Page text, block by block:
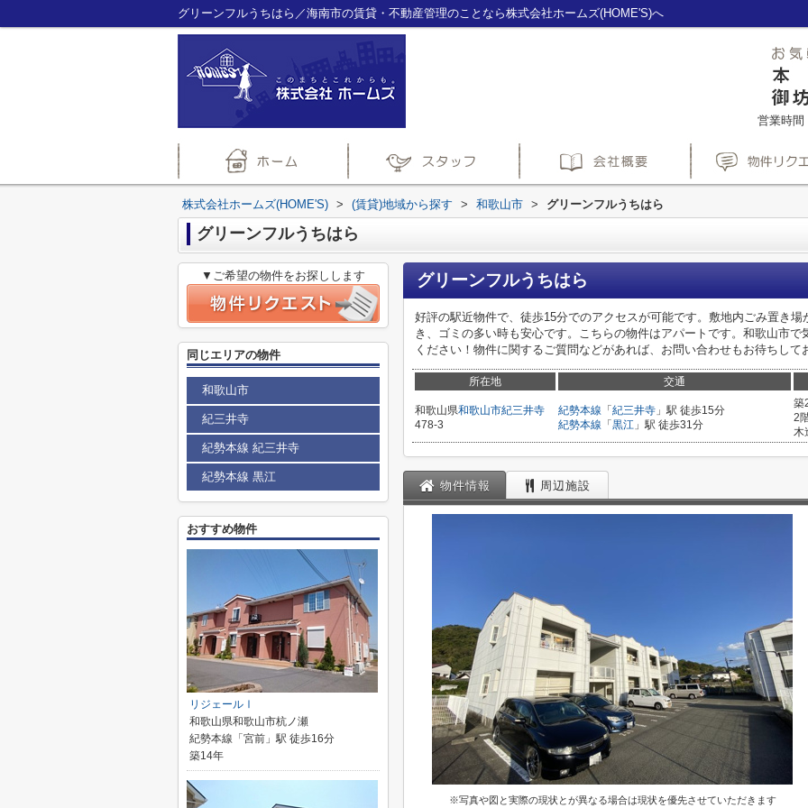
グリーンフルうちはら／海南市の賃貸・不動産管理のことなら株式会社ホームズ(HOME'S)へ
営業時間
株式会社ホームズ(HOME'S) > (賃貸)地域から探す > 和歌山市 > グリーンフルうちはら
グリーンフルうちはら
グリーンフルうちはら
好評の駅近物件で、徒歩15分でのアクセスが可能です。敷地内ごみ置き
き、ゴミの多い時も安心です。こちらの物件はアパートです。和歌山市
ください！物件に関するご質問などがあれば、お問い合わせもお待ちして
所在地 交通
和歌山県和歌山市紀三井寺
478-3
紀勢本線 「 紀三井寺 」駅 徒歩15分
紀勢本線 「 黒江 」駅 徒歩31分
築
2
木
物件情報 周辺施設
※写真や図と実際の現状とが異なる場合は現状を優先させていただきます
▼ご希望の物件をお探しします
同じエリアの物件
和歌山市
紀三井寺
紀勢本線 紀三井寺
紀勢本線 黒江
おすすめ物件
リジェールⅠ
和歌山県和歌山市杭ノ瀬
紀勢本線「宮前」駅 徒歩16分
築14年